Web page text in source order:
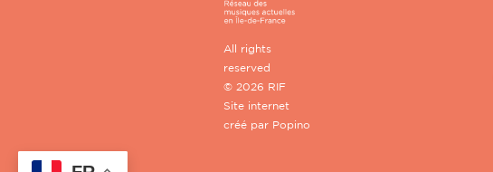
All rights
reserved
© 2026 RIF
Site internet
créé par Popino